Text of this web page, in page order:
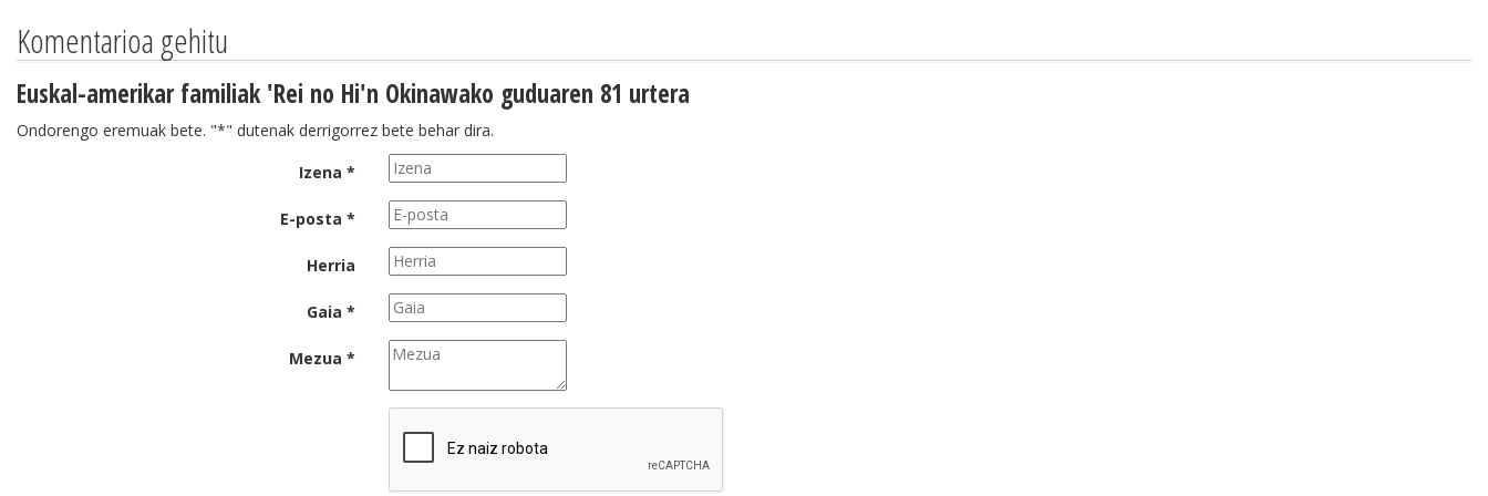
Komentarioa gehitu
Euskal-amerikar familiak 'Rei no Hi'n Okinawako guduaren 81 urtera
Ondorengo eremuak bete. "*" dutenak derrigorrez bete behar dira.
Izena *
E-posta *
Herria
Gaia *
Mezua *